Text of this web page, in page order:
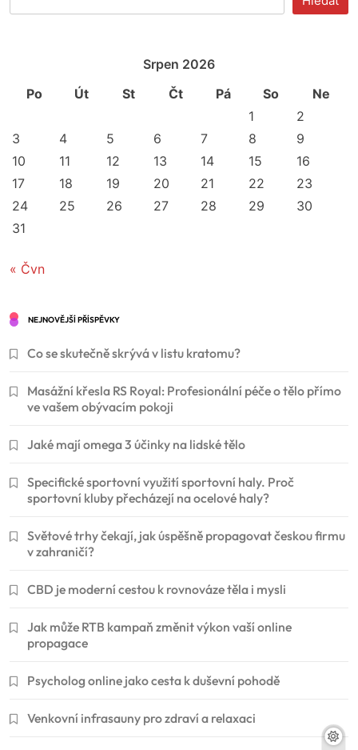
Srpen 2026
Po
Út St Čt Pá So
Ne
1
2
3
4 5 6 7 8
9
10
11 12 13 14 15
16
17
18 19 20 21 22
23
24
25 26 27 28 29
30
31
« Čvn
NEJNOVĚJŠÍ PŘÍSPĚVKY
Co se skutečně skrývá v listu kratomu?
Masážní křesla RS Royal: Profesionální péče o tělo přímo
ve vašem obývacím pokoji
Jaké mají omega 3 účinky na lidské tělo
Specifické sportovní využití sportovní haly. Proč
sportovní kluby přecházejí na ocelové haly?
Světové trhy čekají, jak úspěšně propagovat českou firmu
v zahraničí?
CBD je moderní cestou k rovnováze těla i mysli
Jak může RTB kampaň změnit výkon vaší online
propagace
Psycholog online jako cesta k duševní pohodě
Venkovní infrasauny pro zdraví a relaxaci